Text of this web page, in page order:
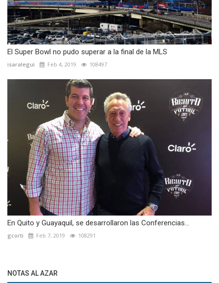
El Super Bowl no pudo superar a la final de la MLS
isaralegui Feb 4, 2019 108497
En Quito y Guayaquil, se desarrollaron las Conferencias...
gcorti Feb 7, 2019 108291
NOTAS AL AZAR